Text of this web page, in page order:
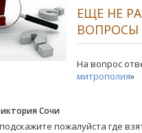
ЕЩЕ НЕ
ВОПРОСЫ
На вопрос
митрополия»
Сочи
пожалуйста где